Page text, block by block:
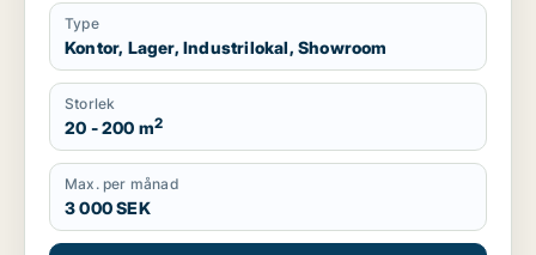
Type
Kontor, Lager, Industrilokal, Showroom
Storlek
20 - 200 m2
Max. per månad
3 000 SEK